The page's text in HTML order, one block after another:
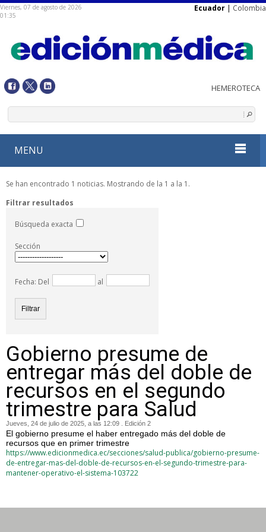
Viernes, 07 de agosto de 2026
01:35
Ecuador | Colombia
MENU
Se han encontrado 1 noticias. Mostrando de la 1 a la 1.
Filtrar resultados
Búsqueda exacta
Sección
Fecha: Del al
Gobierno presume de
entregar más del doble de
recursos en el segundo
trimestre para Salud
Jueves, 24 de julio de 2025, a las 12:09 . Edición 2
El gobierno presume el haber entregado más del doble de
recursos que en primer trimestre
https://www.edicionmedica.ec/secciones/salud-publica/gobierno-presume-
de-entregar-mas-del-doble-de-recursos-en-el-segundo-trimestre-para-
mantener-operativo-el-sistema-103722